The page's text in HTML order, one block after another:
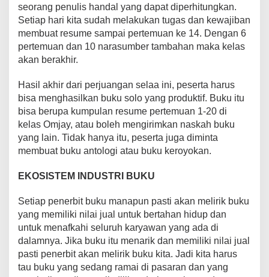
seorang penulis handal yang dapat diperhitungkan.
Setiap hari kita sudah melakukan tugas dan kewajiban
membuat resume sampai pertemuan ke 14. Dengan 6
pertemuan dan 10 narasumber tambahan maka kelas
akan berakhir.
Hasil akhir dari perjuangan selaa ini, peserta harus
bisa menghasilkan buku solo yang produktif. Buku itu
bisa berupa kumpulan resume pertemuan 1-20 di
kelas Omjay, atau boleh mengirimkan naskah buku
yang lain. Tidak hanya itu, peserta juga diminta
membuat buku antologi atau buku keroyokan.
EKOSISTEM INDUSTRI BUKU
Setiap penerbit buku manapun pasti akan melirik buku
yang memiliki nilai jual untuk bertahan hidup dan
untuk menafkahi seluruh karyawan yang ada di
dalamnya. Jika buku itu menarik dan memiliki nilai jual
pasti penerbit akan melirik buku kita. Jadi kita harus
tau buku yang sedang ramai di pasaran dan yang